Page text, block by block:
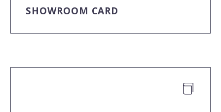
SHOWROOM CARD

